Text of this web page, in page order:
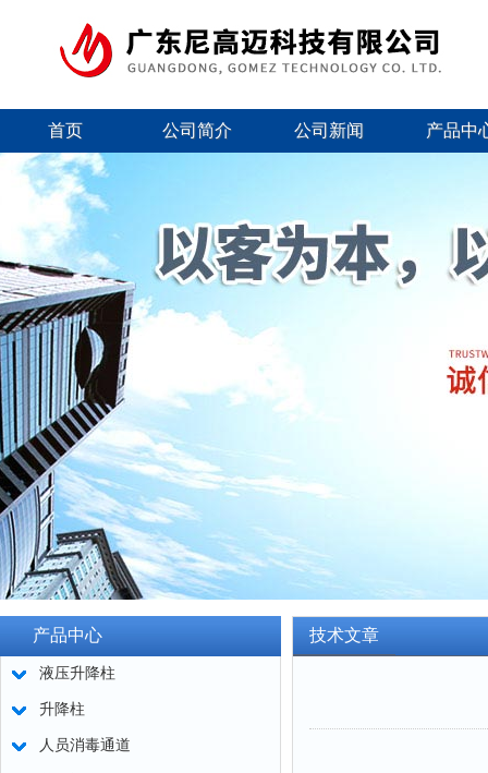
首页 公司简介 公司新闻 产品中
产品中心
液压升降柱
升降柱
人员消毒通道
技术文章